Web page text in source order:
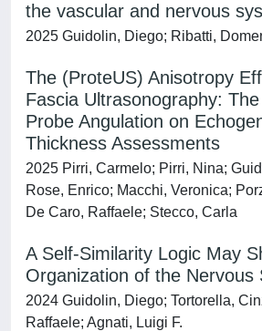
the vascular and nervous
2025 Guidolin, Diego; Ribatti,
The (ProteUS) Anisotropy
Fascia Ultrasonography:
Probe Angulation on
Thickness Assessments
2025 Pirri, Carmelo; Pirri, Nina;
Rose, Enrico; Macchi, Veronica;
De Caro, Raffaele; Stecco, Carla
A Self-Similarity Logic May
Organization of the Nervous
2024 Guidolin, Diego; Tortorella,
Raffaele; Agnati, Luigi F.